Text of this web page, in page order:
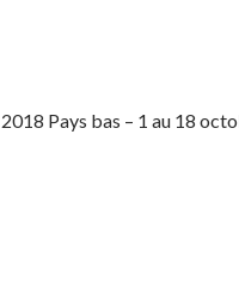
2018 Pays bas – 1 au 18